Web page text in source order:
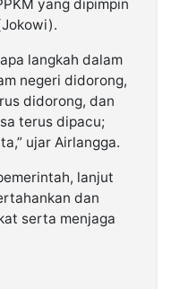
yang dipimpin
langkah dalam
negeri didorong,
didorong, dan
terus dipacu;
ujar Airlangga.
lanjut
dan
serta menjaga